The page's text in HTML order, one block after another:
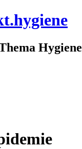
Hygiene